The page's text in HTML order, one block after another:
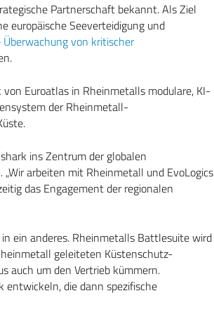
Partnerschaft bekannt. Als Ziel
europäische Seeverteidigung und
Überwachung von kritischer
Euroatlas in Rheinmetalls modulare, KI-
der Rheinmetall-
ins Zentrum der globalen
„Wir arbeiten mit Rheinmetall und EvoLogics
das Engagement der regionalen
ein anderes. Rheinmetalls Battlesuite wird
geleiteten Küstenschutz-
auch um den Vertrieb kümmern.
entwickeln, die dann spezifische